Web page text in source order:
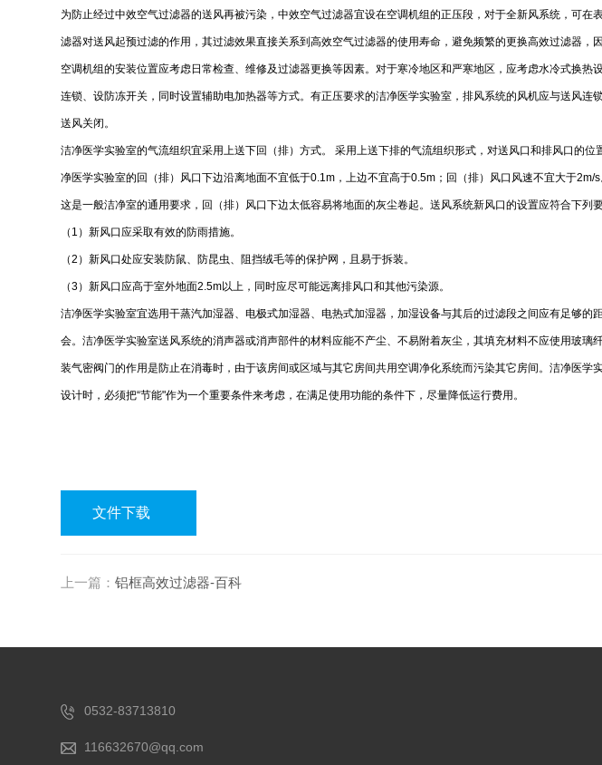
为防止经过中效空气过滤器的送风再被污染，中效空气过滤器宜设在空调机组的正压段，对于全新风系统，可
滤器对送风起预过滤的作用，其过滤效果直接关系到高效空气过滤器的使用寿命，避免频繁的更换高效过滤器，
空调机组的安装位置应考虑日常检查、维修及过滤器更换等因素。对于寒冷地区和严寒地区，应考虑水冷式换
连锁、设防冻开关，同时设置辅助电加热器等方式。有正压要求的洁净医学实验室，排风系统的风机应与送风
送风关闭。
洁净医学实验室的气流组织宜采用上送下回（排）方式。 采用上送下排的气流组织形式，对送风口和排风口的
净医学实验室的回（排）风口下边沿离地面不宜低于0.1m，上边不宜高于0.5m；回（排）风口风速不宜大于2m/s
这是一般洁净室的通用要求，回（排）风口下边太低容易将地面的灰尘卷起。送风系统新风口的设置应符合下列要
（1）新风口应采取有效的防雨措施。
（2）新风口处应安装防鼠、防昆虫、阻挡绒毛等的保护网，且易于拆装。
（3）新风口应高于室外地面2.5m以上，同时应尽可能远离排风口和其他污染源。
洁净医学实验室宜选用干蒸汽加湿器、电极式加湿器、电热式加湿器，加湿设备与其后的过滤段之间应有足够
会。洁净医学实验室送风系统的消声器或消声部件的材料应能不产尘、不易附着灰尘，其填充材料不应使用玻
装气密阀门的作用是防止在消毒时，由于该房间或区域与其它房间共用空调净化系统而污染其它房间。洁净医
设计时，必须把“节能"作为一个重要条件来考虑，在满足使用功能的条件下，尽量降低运行费用。
文件下载
上一篇：铝框高效过滤器-百科
0532-83713810
116632670@qq.com